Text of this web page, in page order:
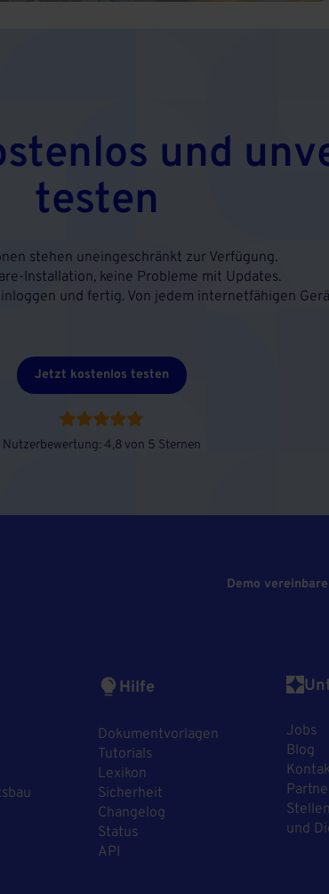
und
testen
stehen uneingeschränkt zur Verfügung.
Installation, keine Probleme mit Updates.
und fertig. Von jedem internetfähigen
Jetzt kostenlos testen
Nutzerbewertung: 4,8 von 5 Sternen
Demo
Hilfe
Dokumentvorlagen
Tutorials
Lexikon
Sicherheit
Changelog
Status
API
Jobs
Blog
und